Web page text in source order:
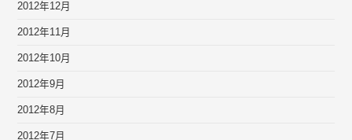
2012年12月
2012年11月
2012年10月
2012年9月
2012年8月
2012年7月